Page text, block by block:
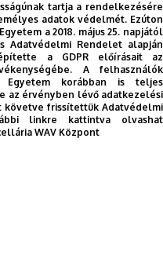
a DE
rögzítése a
|Hibabejelentés
tartja a rendelkezésére
adatok védelmét. Ezúton
a 2018. május 25. napjától
Adatvédelmi Rendelet alapján
a GDPR előírásait az
A felhasználók
Egyetem korábban is teljes
érvényben lévő adatkezelési
követve frissítettük Adatvédelmi
linkre kattintva olvashat
WAV Központ